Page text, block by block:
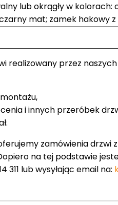
lub okrągły w kolorach:
mat; zamek hakowy
realizowany przez naszych
i innych przeróbek
zamówienia drzwi
na tej podstawie
311 lub wysyłając email na: